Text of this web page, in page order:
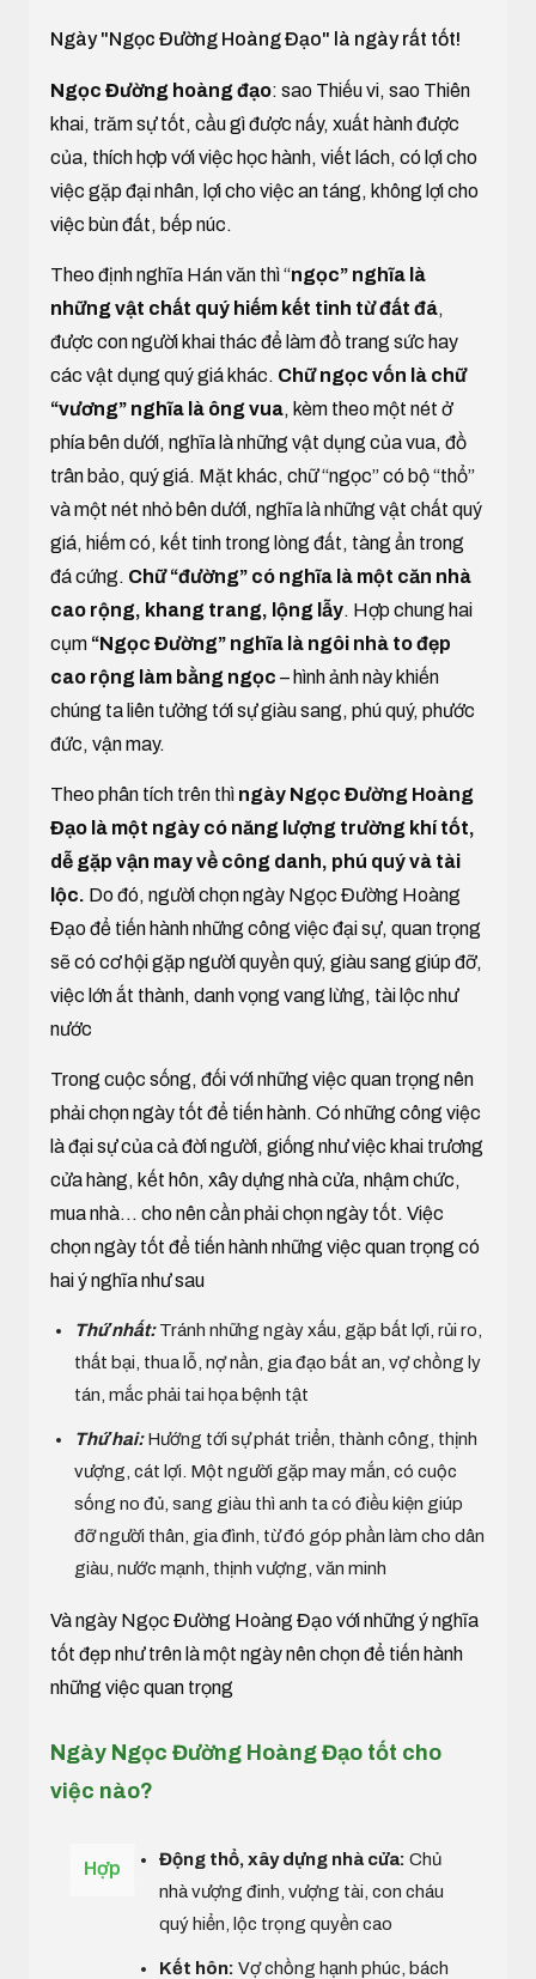
Ngày "Ngọc Đường Hoàng Đạo" là ngày rất tốt!
Ngọc Đường hoàng đạo: sao Thiếu vi, sao Thiên
khai, trăm sự tốt, cầu gì được nấy, xuất hành được
của, thích hợp với việc học hành, viết lách, có lợi cho
việc gặp đại nhân, lợi cho việc an táng, không lợi cho
việc bùn đất, bếp núc.
Theo định nghĩa Hán văn thì “ngọc” nghĩa là
những vật chất quý hiếm kết tinh từ đất đá,
được con người khai thác để làm đồ trang sức hay
các vật dụng quý giá khác. Chữ ngọc vốn là chữ
“vương” nghĩa là ông vua, kèm theo một nét ở
phía bên dưới, nghĩa là những vật dụng của vua, đồ
trân bảo, quý giá. Mặt khác, chữ “ngọc” có bộ “thổ”
và một nét nhỏ bên dưới, nghĩa là những vật chất quý
giá, hiếm có, kết tinh trong lòng đất, tàng ẩn trong
đá cứng. Chữ “đường” có nghĩa là một căn nhà
cao rộng, khang trang, lộng lẫy. Hợp chung hai
cụm “Ngọc Đường” nghĩa là ngôi nhà to đẹp
cao rộng làm bằng ngọc – hình ảnh này khiến
chúng ta liên tưởng tới sự giàu sang, phú quý, phước
đức, vận may.
Theo phân tích trên thì ngày Ngọc Đường Hoàng
Đạo là một ngày có năng lượng trường khí tốt,
dễ gặp vận may về công danh, phú quý và tài
lộc. Do đó, người chọn ngày Ngọc Đường Hoàng
Đạo để tiến hành những công việc đại sự, quan trọng
sẽ có cơ hội gặp người quyền quý, giàu sang giúp đỡ,
việc lớn ắt thành, danh vọng vang lừng, tài lộc như
nước
Trong cuộc sống, đối với những việc quan trọng nên
phải chọn ngày tốt để tiến hành. Có những công việc
là đại sự của cả đời người, giống như việc khai trương
cửa hàng, kết hôn, xây dựng nhà cửa, nhậm chức,
mua nhà... cho nên cần phải chọn ngày tốt. Việc
chọn ngày tốt để tiến hành những việc quan trọng có
hai ý nghĩa như sau
Thứ nhất:Tránh những ngày xấu, gặp bất lợi, rủi ro,
thất bại, thua lỗ, nợ nần, gia đạo bất an, vợ chồng ly
tán, mắc phải tai họa bệnh tật
Thứ hai:Hướng tới sự phát triển, thành công, thịnh
vượng, cát lợi. Một người gặp may mắn, có cuộc
sống no đủ, sang giàu thì anh ta có điều kiện giúp
đỡ người thân, gia đình, từ đó góp phần làm cho dân
giàu, nước mạnh, thịnh vượng, văn minh
Và ngày Ngọc Đường Hoàng Đạo với những ý nghĩa
tốt đẹp như trên là một ngày nên chọn để tiến hành
những việc quan trọng
Ngày Ngọc Đường Hoàng Đạo tốt cho
việc nào?
Hợp Động thổ, xây dựng nhà cửa: Chủ
nhà vượng đinh, vượng tài, con cháu
quý hiển, lộc trọng quyền cao
Kết hôn: Vợ chồng hạnh phúc, bách